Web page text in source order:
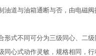
油道与油箱通断与否，由电磁
形式不同可分为三级同心、二
同心式动作灵敏，规格相同，